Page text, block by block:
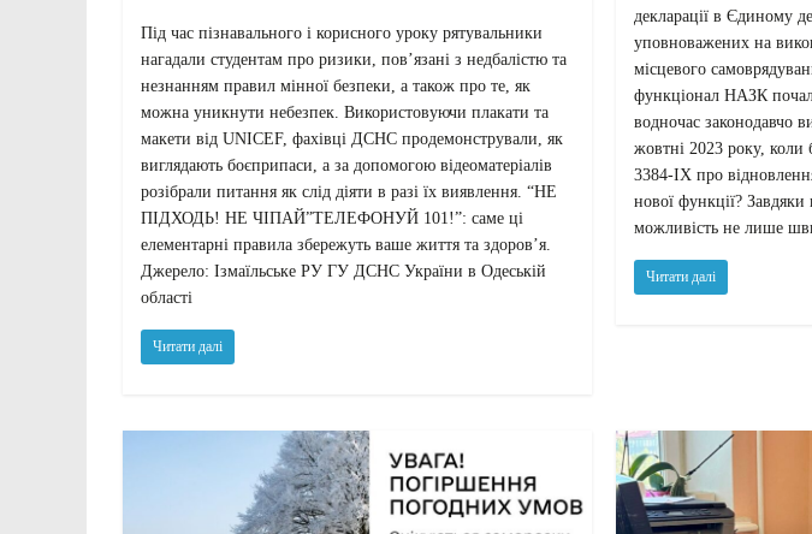
Під час пізнавального і корисного уроку рятувальники
нагадали студентам про ризики, пов’язані з недбалістю та
незнанням правил мінної безпеки, а також про те, як
можна уникнути небезпек. Використовуючи плакати та
макети від UNICEF, фахівці ДСНС продемонстрували, як
виглядають боєприпаси, а за допомогою відеоматеріалів
розібрали питання як слід діяти в разі їх виявлення. “НЕ
ПІДХОДЬ! НЕ ЧІПАЙ”ТЕЛЕФОНУЙ 101!”: саме ці
елементарні правила збережуть ваше життя та здоров’я.
Джерело: Ізмаїльське РУ ГУ ДСНС України в Одеській
області
Читати далі
декларації в Єдиному
уповноважених на
місцевого
функціонал НАЗК
водночас законодавчо
жовтні 2023 року,
3384-ІХ про
нової функції?
можливість не лише
Читати далі